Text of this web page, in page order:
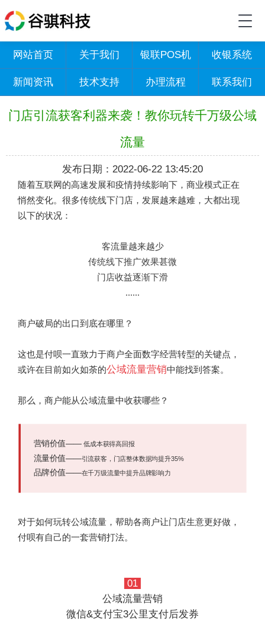
网站首页 关于我们 银联POS机 收银系统
新闻资讯 技术支持 办理流程 联系我们
门店引流获客利器来袭！教你玩转千万级公域
流量
发布日期：2022-06-22 13:45:20
随着互联网的高速发展和疫情持续影响下，商业模式正在
悄然变化。很多传统线下门店，发展越来越难，大都出现
以下的状况：
客流量越来越少
传统线下推广效果甚微
门店收益逐渐下滑
......
商户破局的出口到底在哪里？
这也是付呗一直致力于商户全面数字经营转型的关键点，
或许在目前如火如荼的公域流量营销中能找到答案。
那么，商户能从公域流量中收获哪些？
营销价值——低成本获得高回报
流量价值——引流获客，门店整体数据均提升35%
品牌价值——在千万级流量中提升品牌影响力
对于如何玩转公域流量，帮助各商户让门店生意更好做，
付呗有自己的一套营销打法。
01
公域流量营销
微信&支付宝3公里支付后发券